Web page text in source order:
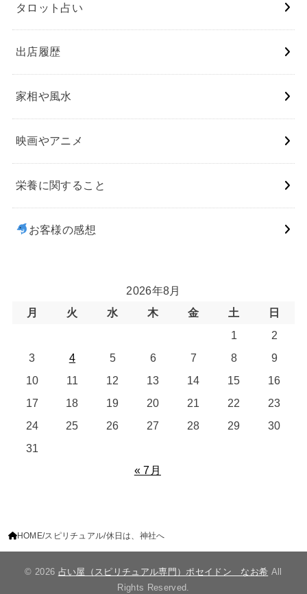
タロット占い
出店履歴
家相や風水
映画やアニメ
栄養に関すること
お客様の感想
2026年8月
月
火 水 木 金 土
日
1
2
3
4 5 6 7 8
9
10
11 12 13 14 15
16
17
18 19 20 21 22
23
24
25 26 27 28 29
30
31
« 7月
HOME スピリチュアル 休日は、神社へ
© 2026 占い屋（スピリチュアル専門）ポセイドン なお希 All
Rights Reserved.